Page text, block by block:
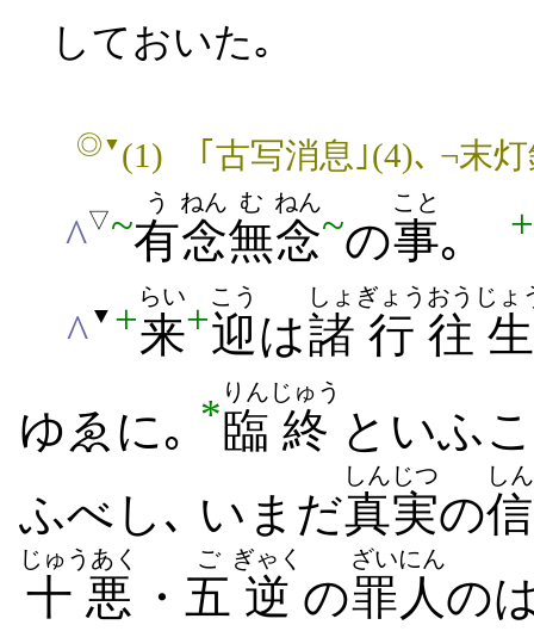
しておいた｡
◎ ▼ (1) ｢古写消息｣(4)､ ¬末
^▽~有
う
念
ねん
無
む
念
ねん
~の事
こと
｡ +
^ ▼ +来
らい
+迎
こう
は諸
しょ
行
ぎょう
往
おう
生
じょ
ゆゑに｡ *臨
りん
終
じゅう
といふ​
ふ​べし､ いまだ真実
しんじつ
の
し
十悪
じゅうあく
・ 五
ご
逆
ぎゃく
の罪人
ざいにん
の​